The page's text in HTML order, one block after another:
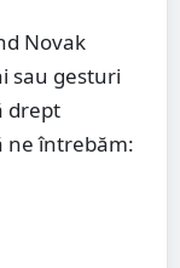
Novak
sau gesturi
drept
ne întrebăm: